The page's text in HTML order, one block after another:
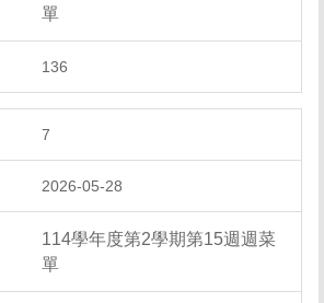
單
136
7
2026-05-28
114學年度第2學期第15週週菜
單